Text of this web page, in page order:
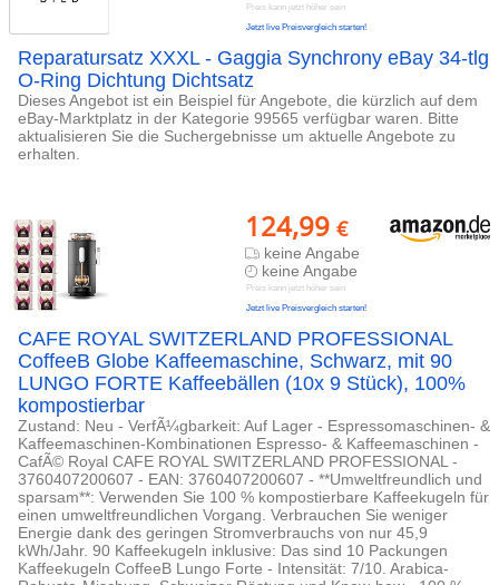
Preis kann jetzt höher sein
Jetzt live Preisvergleich starten!
Reparatursatz XXXL - Gaggia Synchrony eBay 34-tlg
O-Ring Dichtung Dichtsatz
Dieses Angebot ist ein Beispiel für Angebote, die kürzlich auf dem
eBay-Marktplatz in der Kategorie 99565 verfügbar waren. Bitte
aktualisieren Sie die Suchergebnisse um aktuelle Angebote zu
erhalten.
124,99 €
keine Angabe
keine Angabe
Preis kann jetzt höher sein
Jetzt live Preisvergleich starten!
CAFE ROYAL SWITZERLAND PROFESSIONAL
CoffeeB Globe Kaffeemaschine, Schwarz, mit 90
LUNGO FORTE Kaffeebällen (10x 9 Stück), 100%
kompostierbar
Zustand: Neu - VerfÃ¼gbarkeit: Auf Lager - Espressomaschinen- &
Kaffeemaschinen-Kombinationen Espresso- & Kaffeemaschinen -
CafÃ© Royal CAFE ROYAL SWITZERLAND PROFESSIONAL -
3760407200607 - EAN: 3760407200607 - **Umweltfreundlich und
sparsam**: Verwenden Sie 100 % kompostierbare Kaffeekugeln für
einen umweltfreundlichen Vorgang. Verbrauchen Sie weniger
Energie dank des geringen Stromverbrauchs von nur 45,9
kWh/Jahr. 90 Kaffeekugeln inklusive: Das sind 10 Packungen
Kaffeekugeln CoffeeB Lungo Forte - Intensität: 7/10. Arabica-